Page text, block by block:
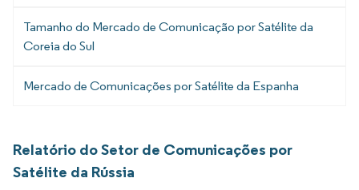
Tamanho do Mercado de Comunicação por Satélite da
Coreia do Sul
Mercado de Comunicações por Satélite da Espanha
Relatório do Setor de Comunicações por
Satélite da Rússia